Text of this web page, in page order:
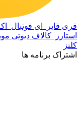
فری فایر ای فوتبال
استارز
کالاف دیوتی
کلنز
اشتراک برنامه ها